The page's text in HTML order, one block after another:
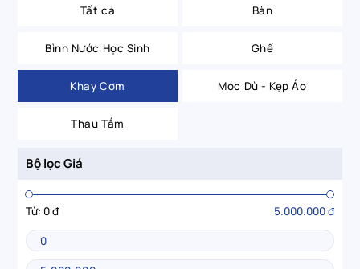
Tất cả Bàn
Bình Nước Học Sinh Ghế
Khay Cơm Móc Dù - Kẹp Áo
Thau Tắm
Bộ lọc Giá
Từ: 0 đ 5.000.000 đ